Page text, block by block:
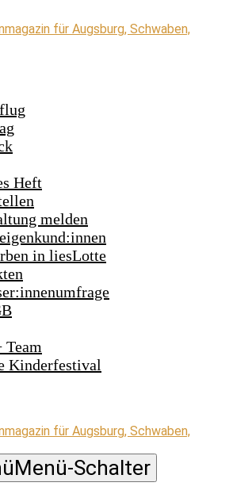
Heft
melden
in liesLotte
Team
Kinderfestival
Menü-Schalter